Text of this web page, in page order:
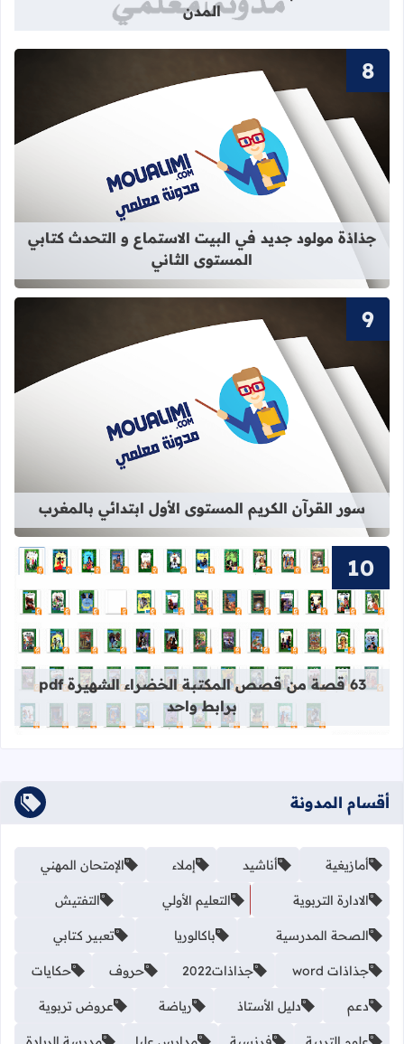
المدن
قراءة المزيد عن جذاذة مولود جديد
جذاذة مولود جديد في البيت الاستماع و التحدث كتابي
المستوى الثاني
قراءة المزيد عن سور القرآن الكريم
سور القرآن الكريم المستوى الأول ابتدائي بالمغرب
قراءة المزيد عن 63 قصة من قصص المكتبة الخضراء الشهيرة pdf برابط واحد
63 قصة من قصص المكتبة الخضراء الشهيرة pdf
برابط واحد
أقسام المدونة
أمازيغية أناشيد إملاء الإمتحان المهني
الادارة التربوية التعليم الأولي التفتيش
الصحة المدرسية باكالوريا تعبير كتابي
جذاذات word جذاذات2022 حروف حكايات
دعم دليل الأستاذ رياضة عروض تربوية